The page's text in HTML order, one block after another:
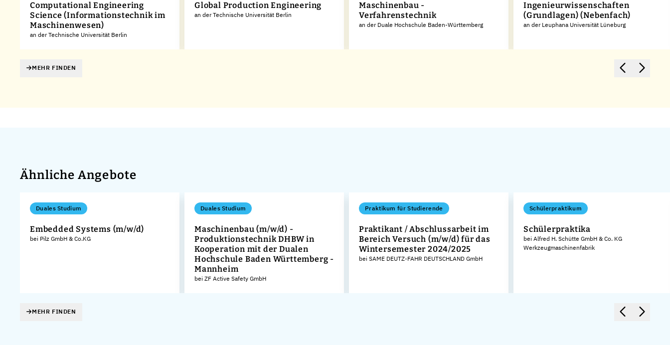
Computational Engineering
Science (Informationstechnik im
Maschinenwesen)
an der Technische Universität Berlin
Global Production Engineering
an der Technische Universität Berlin
Maschinenbau -
Verfahrenstechnik
an der Duale Hochschule Baden-Württemberg
Ingenieurwissenschaften
(Grundlagen) (Nebenfach)
an der Leuphana Universität Lüneburg
MEHR FINDEN
Ähnliche Angebote
Duales Studium
Embedded Systems (m/w/d)
bei Pilz GmbH & Co.KG
Duales Studium
Maschinenbau (m/w/d) -
Produktionstechnik DHBW in
Kooperation mit der Dualen
Hochschule Baden Württemberg -
Mannheim
bei ZF Active Safety GmbH
Praktikum für Studierende
Praktikant / Abschlussarbeit im
Bereich Versuch (m/w/d) für das
Wintersemester 2024/2025
bei SAME DEUTZ-FAHR DEUTSCHLAND GmbH
Schülerpraktikum
Schülerpraktika
bei Alfred H. Schütte GmbH & Co. KG
Werkzeugmaschinenfabrik
MEHR FINDEN